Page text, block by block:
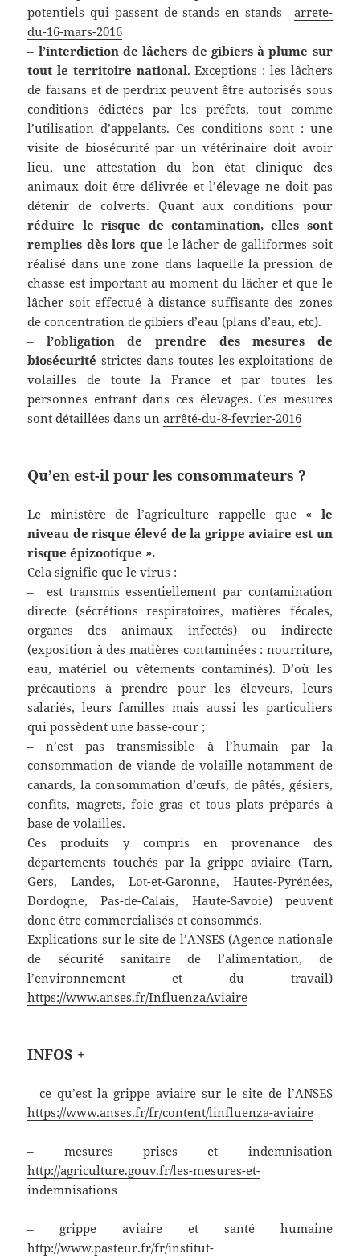
potentiels qui passent de stands en stands –arrete-
du-16-mars-2016
– l’interdiction de lâchers de gibiers à plume sur
tout le territoire national. Exceptions : les lâchers
de faisans et de perdrix peuvent être autorisés sous
conditions édictées par les préfets, tout comme
l’utilisation d’appelants. Ces conditions sont : une
visite de biosécurité par un vétérinaire doit avoir
lieu, une attestation du bon état clinique des
animaux doit être délivrée et l’élevage ne doit pas
détenir de colverts. Quant aux conditions pour
réduire le risque de contamination, elles sont
remplies dès lors que le lâcher de galliformes soit
réalisé dans une zone dans laquelle la pression de
chasse est important au moment du lâcher et que le
lâcher soit effectué à distance suffisante des zones
de concentration de gibiers d’eau (plans d’eau, etc).
– l’obligation de prendre des mesures de
biosécurité strictes dans toutes les exploitations de
volailles de toute la France et par toutes les
personnes entrant dans ces élevages. Ces mesures
sont détaillées dans unarrêté-du-8-fevrier-2016
Qu’en est-il pour les consommateurs ?
Le ministère de l’agriculture rappelle que « le
niveau de risque élevé de la grippe aviaire est un
risque épizootique ».
Cela signifie que le virus :
– est transmis essentiellement par contamination
directe (sécrétions respiratoires, matières fécales,
organes des animaux infectés) ou indirecte
(exposition à des matières contaminées : nourriture,
eau, matériel ou vêtements contaminés). D’où les
précautions à prendre pour les éleveurs, leurs
salariés, leurs familles mais aussi les particuliers
qui possèdent une basse-cour ;
– n’est pas transmissible à l’humain par la
consommation de viande de volaille notamment de
canards, la consommation d’œufs, de pâtés, gésiers,
confits, magrets, foie gras et tous plats préparés à
base de volailles.
Ces produits y compris en provenance des
départements touchés par la grippe aviaire (Tarn,
Gers, Landes, Lot-et-Garonne, Hautes-Pyrénées,
Dordogne, Pas-de-Calais, Haute-Savoie) peuvent
donc être commercialisés et consommés.
Explications sur le site de l’ANSES (Agence nationale
de sécurité sanitaire de l’alimentation, de
l’environnement et du travail)
https://www.anses.fr/InfluenzaAviaire
INFOS +
– ce qu’est la grippe aviaire sur le site de l’ANSES
https://www.anses.fr/fr/content/linfluenza-aviaire
– mesures prises et indemnisation
http://agriculture.gouv.fr/les-mesures-et-
indemnisations
– grippe aviaire et santé humaine
http://www.pasteur.fr/fr/institut-